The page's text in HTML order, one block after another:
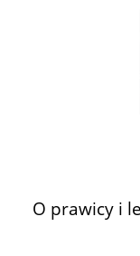
O prawicy i